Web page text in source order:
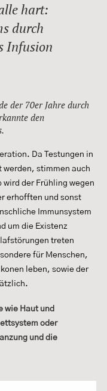
hart:
durch
Infusion
der 70er Jahre durch
den
Da Testungen in
werden, stimmen auch
der Frühling wegen
erhofften und sonst
Immunsystem
um die Existenz
treten
für Menschen,
leben, sowie der
wie Haut und
oder
und die